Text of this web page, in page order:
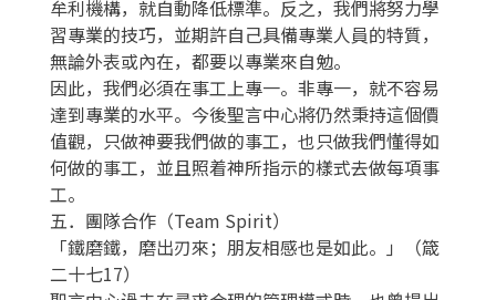
牟利機構，就自動降低標準。反之，我們將努力學
習專業的技巧，並期許自己具備專業人員的特質，
無論外表或內在，都要以專業來自勉。
因此，我們必須在事工上專一。非專一，就不容易
達到專業的水平。今後聖言中心將仍然秉持這個價
值觀，只做神要我們做的事工，也只做我們懂得如
何做的事工，並且照着神所指示的樣式去做每項事
工。
五．團隊合作（Team Spirit）
「鐵磨鐵，磨出刃來；朋友相感也是如此。」（箴
二十七17）